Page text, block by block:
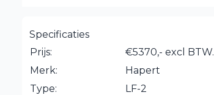
Specificaties
Prijs:
€5370,- excl BTW.
Merk:
Hapert
Type:
LF-2